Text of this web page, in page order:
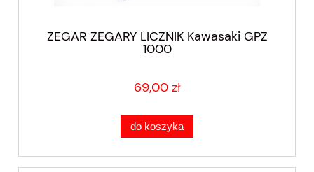
ZEGAR ZEGARY LICZNIK Kawasaki GPZ
1000
69,00 zł
do koszyka